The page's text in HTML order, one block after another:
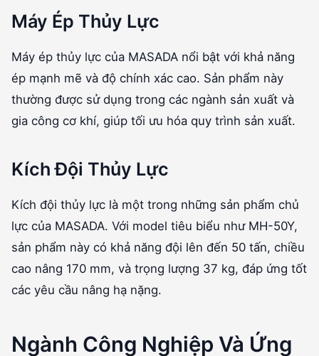
Máy Ép Thủy Lực
Máy ép thủy lực của MASADA nổi bật với khả năng
ép mạnh mẽ và độ chính xác cao. Sản phẩm này
thường được sử dụng trong các ngành sản xuất và
gia công cơ khí, giúp tối ưu hóa quy trình sản xuất.
Kích Đội Thủy Lực
Kích đội thủy lực là một trong những sản phẩm chủ
lực của MASADA. Với model tiêu biểu như MH-50Y,
sản phẩm này có khả năng đội lên đến 50 tấn, chiều
cao nâng 170 mm, và trọng lượng 37 kg, đáp ứng tốt
các yêu cầu nâng hạ nặng.
Ngành Công Nghiệp Và Ứng